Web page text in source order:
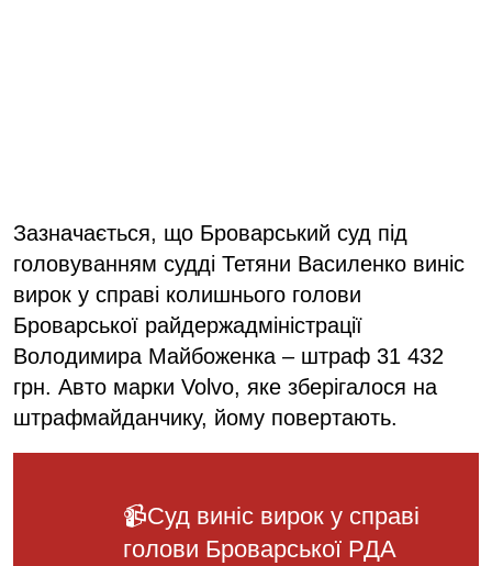
Зазначається, що Броварський суд під
головуванням судді Тетяни Василенко виніс
вирок у справі колишнього голови
Броварської райдержадміністрації
Володимира Майбоженка – штраф 31 432
грн. Авто марки Volvo, яке зберігалося на
штрафмайданчику, йому повертають.
📹Суд виніс вирок у справі
голови Броварської РДА